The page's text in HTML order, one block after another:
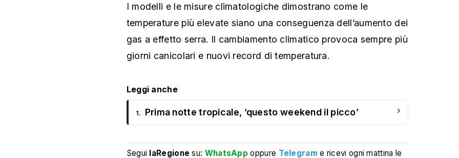
I modelli e le misure climatologiche dimostrano come le
temperature più elevate siano una conseguenza dell’aumento dei
gas a effetto serra. Il cambiamento climatico provoca sempre più
giorni canicolari e nuovi record di temperatura.
Leggi anche
1. Prima notte tropicale, ‘questo weekend il picco’ ›
Segui laRegione su: WhatsApp oppure Telegram e ricevi ogni mattina le